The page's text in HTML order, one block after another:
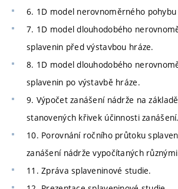
6. 1D model nerovnoměrného pohybu
7. 1D model dlouhodobého
splavenin před výstavbou hráze.
8. 1D model dlouhodobého
splavenin po výstavbě hráze.
9. Výpočet zanášení nádrže na
stanovených křivek účinnosti zanášení.
10. Porovnání ročního průtoku
zanášení nádrže vypočítaných
11. Zpráva splaveninové studie.